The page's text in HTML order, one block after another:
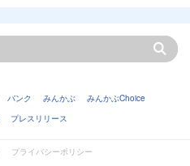
バンク みんかぶ
みんかぶChoice
プレスリリース
プライバシーポリシー